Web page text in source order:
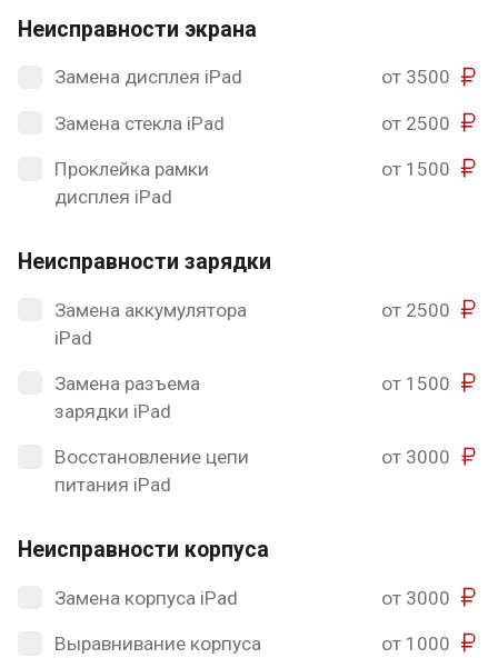
Неисправности экрана
Замена дисплея iPad от 3500
Замена стекла iPad от 2500
Проклейка рамки
дисплея iPad
от 1500
Неисправности зарядки
Замена аккумулятора
iPad
от 2500
Замена разъема
зарядки iPad
от 1500
Восстановление цепи
питания iPad
от 3000
Неисправности корпуса
Замена корпуса iPad от 3000
Выравнивание корпуса
от 1000